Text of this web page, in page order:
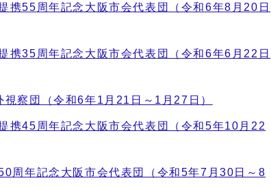
携55周年記念大阪市会代表団（令和6年8月20日
携35周年記念大阪市会代表団（令和6年6月22日
察団（令和6年1月21日～1月27日）
携45周年記念大阪市会代表団（令和5年10月22
周年記念大阪市会代表団（令和5年7月30日～8